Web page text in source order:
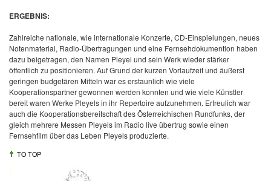
ERGEBNIS:
Zahlreiche nationale, wie internationale Konzerte, CD-Einspielungen, neues
Notenmaterial, Radio-Übertragungen und eine Fernsehdokumention haben
dazu beigetragen, den Namen Pleyel und sein Werk wieder stärker
öffentlich zu positionieren. Auf Grund der kurzen Vorlaufzeit und äußerst
geringen budgetären Mitteln war es erstaunlich wie viele
Kooperationspartner gewonnen werden konnten und wie viele Künstler
bereit waren Werke Pleyels in ihr Repertoire aufzunehmen. Erfreulich war
auch die Kooperationsbereitschaft des Österreichischen Rundfunks, der
gleich mehrere Messen Pleyels im Radio live übertrug sowie einen
Fernsehfilm über das Leben Pleyels produzierte.
TO TOP